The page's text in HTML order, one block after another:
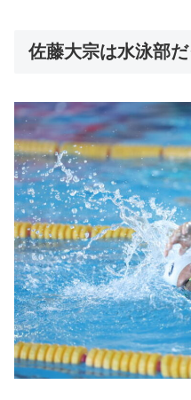
佐藤大宗は水泳部